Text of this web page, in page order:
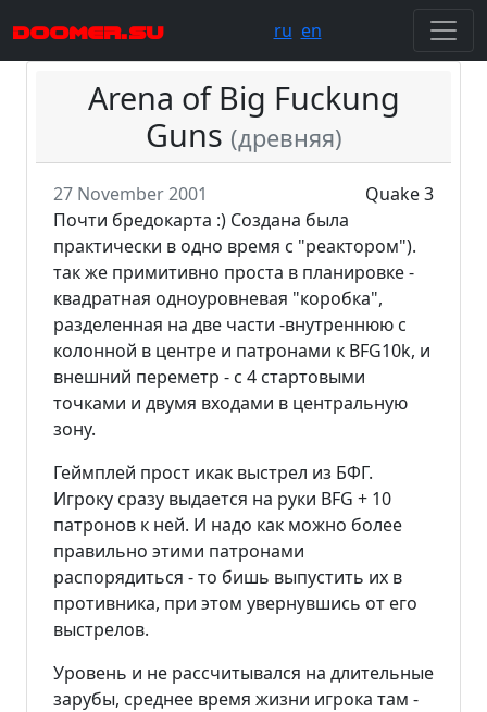
doomer.su ru en
Arena of Big Fuckung
Guns (древняя)
27 November 2001
Quake 3
Почти бредокарта :) Создана была
практически в одно время с "реактором").
так же примитивно проста в планировке -
квадратная одноуровневая "коробка",
разделенная на две части -внутреннюю с
колонной в центре и патронами к BFG10k, и
внешний переметр - с 4 стартовыми
точками и двумя входами в центральную
зону.
Геймплей прост икак выстрел из БФГ.
Игроку сразу выдается на руки BFG + 10
патронов к ней. И надо как можно более
правильно этими патронами
распорядиться - то бишь выпустить их в
противника, при этом увернувшись от его
выстрелов.
Уровень и не рассчитывался на длительные
зарубы, среднее время жизни игрока там -